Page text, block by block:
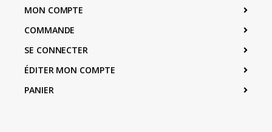
MON COMPTE
COMMANDE
SE CONNECTER
ÉDITER MON COMPTE
PANIER